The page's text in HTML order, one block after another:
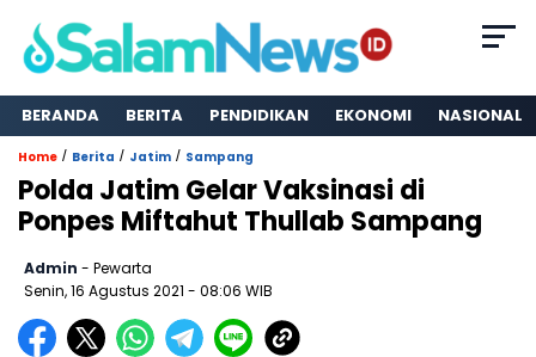
BERANDA BERITA PENDIDIKAN EKONOMI NASIONAL
Home / Berita / Jatim / Sampang
Polda Jatim Gelar Vaksinasi di
Ponpes Miftahut Thullab Sampang
Admin - Pewarta
Senin, 16 Agustus 2021 - 08:06 WIB